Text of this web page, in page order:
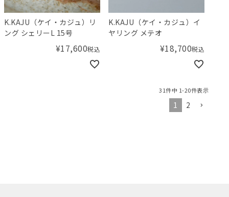
K.KAJU（ケイ・カジュ）リ
ング シェリーL 15号
¥17,600税込
K.KAJU（ケイ・カジュ）イ
ヤリング メテオ
¥18,700税込
31件中 1-20件表示
1 2